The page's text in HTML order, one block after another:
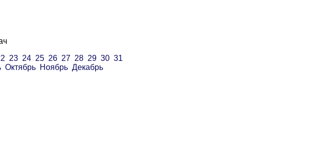
23 24 25 26 27 28 29 30 31
Октябрь Ноябрь Декабрь